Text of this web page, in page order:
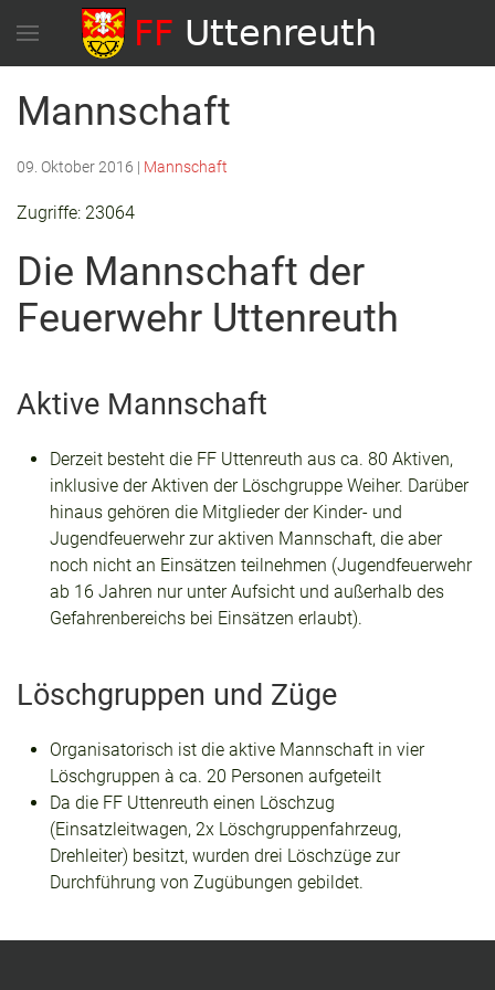
Mannschaft
09. Oktober 2016 | Mannschaft
Zugriffe: 23064
Die Mannschaft der
Feuerwehr Uttenreuth
Aktive Mannschaft
Derzeit besteht die FF Uttenreuth aus ca. 80 Aktiven,
inklusive der Aktiven der Löschgruppe Weiher. Darüber
hinaus gehören die Mitglieder der Kinder- und
Jugendfeuerwehr zur aktiven Mannschaft, die aber
noch nicht an Einsätzen teilnehmen (Jugendfeuerwehr
ab 16 Jahren nur unter Aufsicht und außerhalb des
Gefahrenbereichs bei Einsätzen erlaubt).
Löschgruppen und Züge
Organisatorisch ist die aktive Mannschaft in vier
Löschgruppen à ca. 20 Personen aufgeteilt
Da die FF Uttenreuth einen Löschzug
(Einsatzleitwagen, 2x Löschgruppenfahrzeug,
Drehleiter) besitzt, wurden drei Löschzüge zur
Durchführung von Zugübungen gebildet.